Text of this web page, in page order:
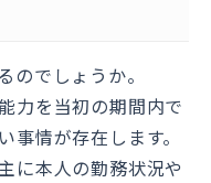
のでしょうか。
力を当初の期間内で
情が存在します。
に本人の勤務状況や